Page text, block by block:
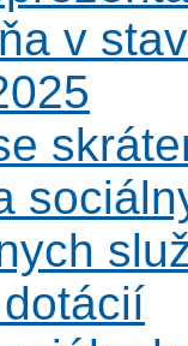
v